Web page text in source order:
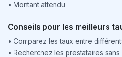
• Montant attendu
Conseils pour les meilleurs
• Comparez les taux entre
• Recherchez les prestataires